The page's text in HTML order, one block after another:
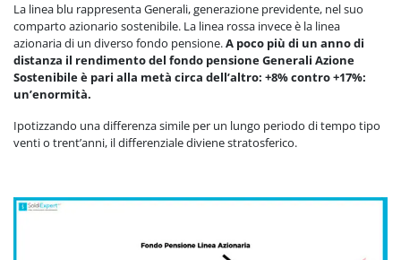
La linea blu rappresenta Generali, generazione previdente, nel suo
comparto azionario sostenibile. La linea rossa invece è la linea
azionaria di un diverso fondo pensione.A poco più di un anno di
distanza il rendimento del fondo pensione Generali Azione
Sostenibile è pari alla metà circa dell’altro: +8% contro +17%:
un’enormità.
Ipotizzando una differenza simile per un lungo periodo di tempo tipo
venti o trent’anni, il differenziale diviene stratosferico.